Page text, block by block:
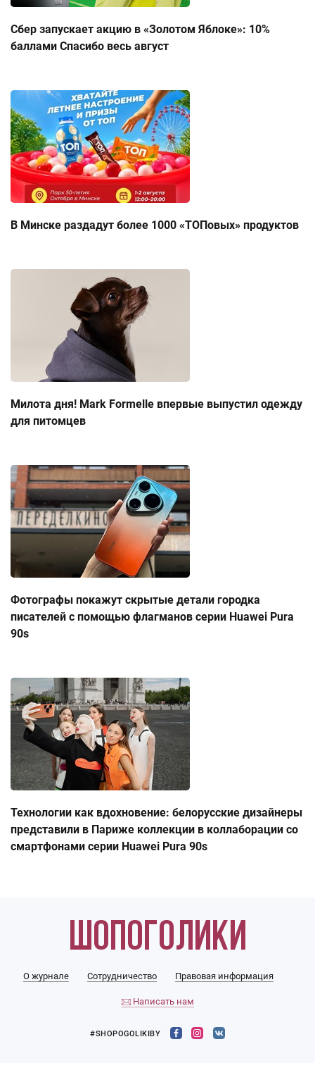
Сбер запускает акцию в «Золотом Яблоке»: 10%
баллами Спасибо весь август
В Минске раздадут более 1000 «ТОПовых» продуктов
Милота дня! Mark Formelle впервые выпустил одежду
для питомцев
Фотографы покажут скрытые детали городка
писателей с помощью флагманов серии Huawei Pura
90s
Технологии как вдохновение: белорусские дизайнеры
представили в Париже коллекции в коллаборации со
смартфонами серии Huawei Pura 90s
О журнале Сотрудничество Правовая информация
Написать нам
#SHOPOGOLIKIBY